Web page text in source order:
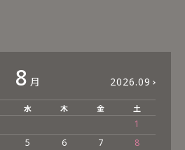
8 月 2026.09
水 木 金 土
1
5 6 7
8